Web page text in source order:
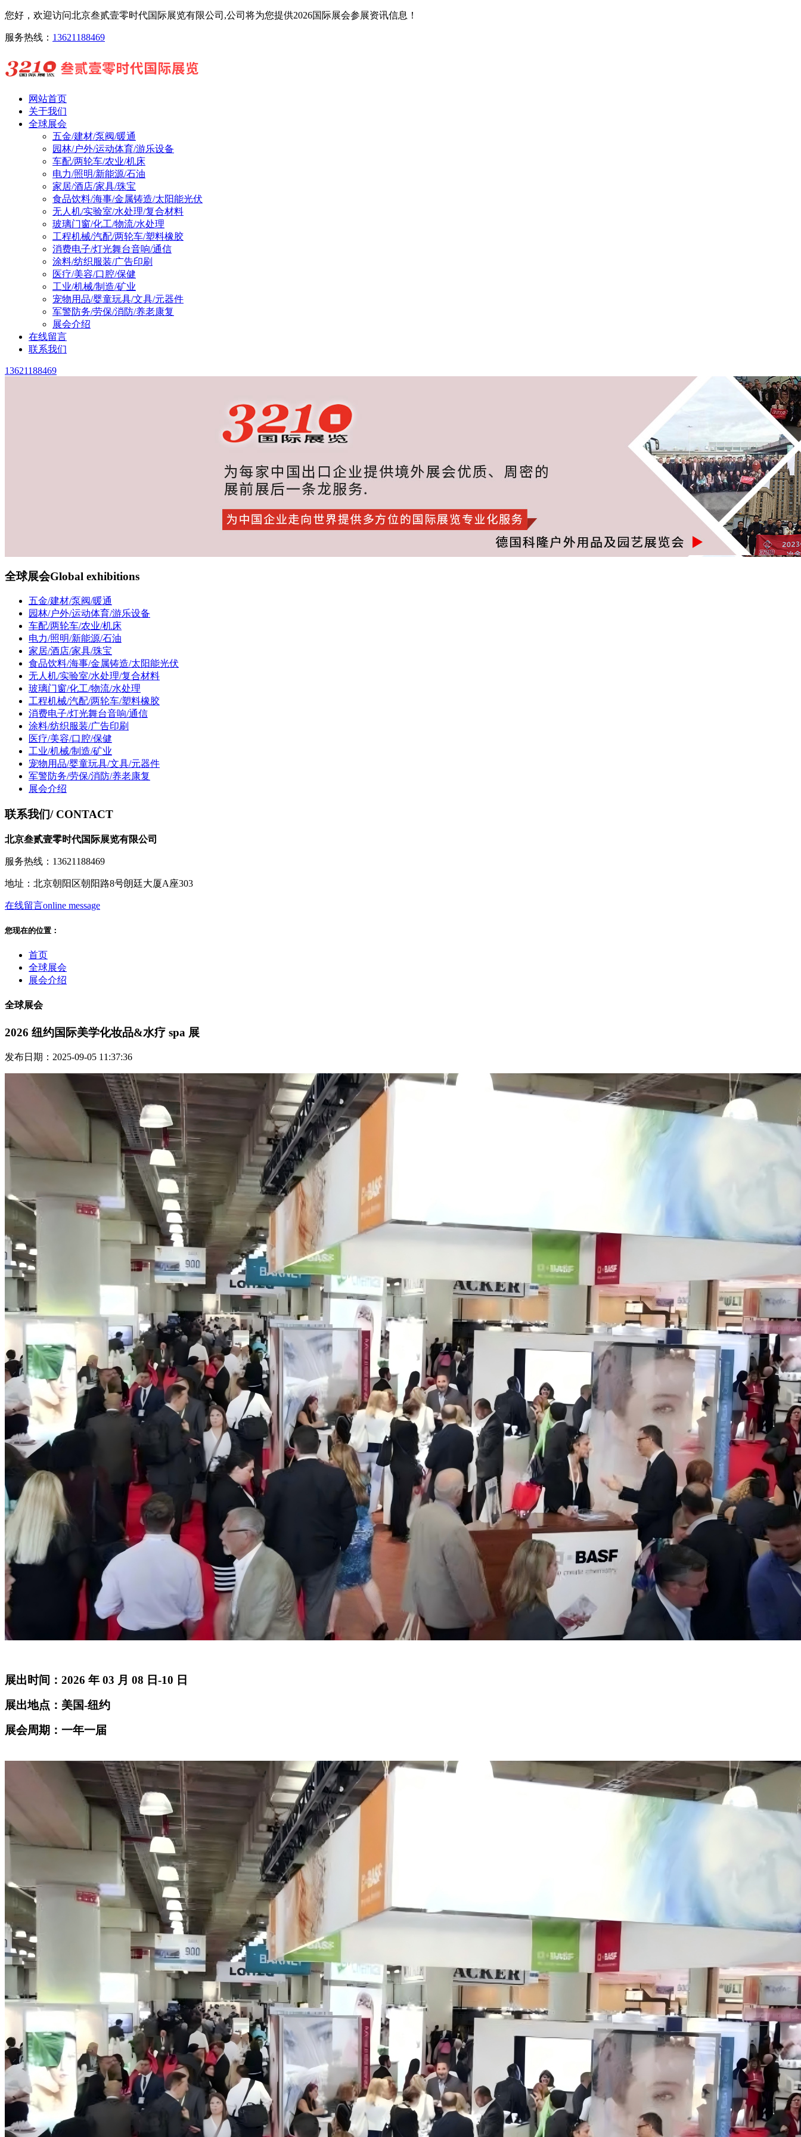
您好，欢迎访问北京叁贰壹零时代国际展览有限公司,公司将为您提供2026国际展会参展资讯信息！
服务热线： 13621188469
网站首页
关于我们
全球展会
五金/建材/泵阀/暖通
园林/户外/运动体育/游乐设备
车配/两轮车/农业/机床
电力/照明/新能源/石油
家居/酒店/家具/珠宝
食品饮料/海事/金属铸造/太阳能光伏
无人机/实验室/水处理/复合材料
玻璃门窗/化工/物流/水处理
工程机械/汽配/两轮车/塑料橡胶
消费电子/灯光舞台音响/通信
涂料/纺织服装/广告印刷
医疗/美容/口腔/保健
工业/机械/制造/矿业
宠物用品/婴童玩具/文具/元器件
军警防务/劳保/消防/养老康复
展会介绍
在线留言
联系我们
13621188469
全球展会Global exhibitions
五金/建材/泵阀/暖通
园林/户外/运动体育/游乐设备
车配/两轮车/农业/机床
电力/照明/新能源/石油
家居/酒店/家具/珠宝
食品饮料/海事/金属铸造/太阳能光伏
无人机/实验室/水处理/复合材料
玻璃门窗/化工/物流/水处理
工程机械/汽配/两轮车/塑料橡胶
消费电子/灯光舞台音响/通信
涂料/纺织服装/广告印刷
医疗/美容/口腔/保健
工业/机械/制造/矿业
宠物用品/婴童玩具/文具/元器件
军警防务/劳保/消防/养老康复
展会介绍
联系我们/ CONTACT
北京叁贰壹零时代国际展览有限公司
服务热线：13621188469
地址：北京朝阳区朝阳路8号朗廷大厦A座303
在线留言online message
您现在的位置：
首页
全球展会
展会介绍
全球展会
2026 纽约国际美学化妆品&水疗 spa 展
发布日期：2025-09-05 11:37:36
展出时间：2026 年 03 月 08 日-10 日
展出地点：美国-纽约
展会周期：一年一届